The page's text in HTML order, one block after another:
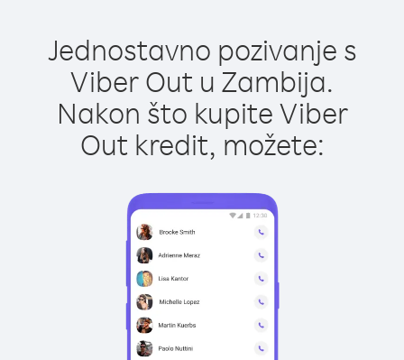
Jednostavno pozivanje s
Viber Out u Zambija.
Nakon što kupite Viber
Out kredit, možete: